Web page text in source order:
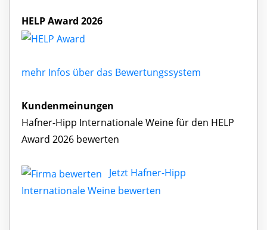
HELP Award 2026
mehr Infos über das Bewertungssystem
Kundenmeinungen
Hafner-Hipp Internationale Weine für den HELP
Award 2026 bewerten
Jetzt Hafner-Hipp
Internationale Weine bewerten